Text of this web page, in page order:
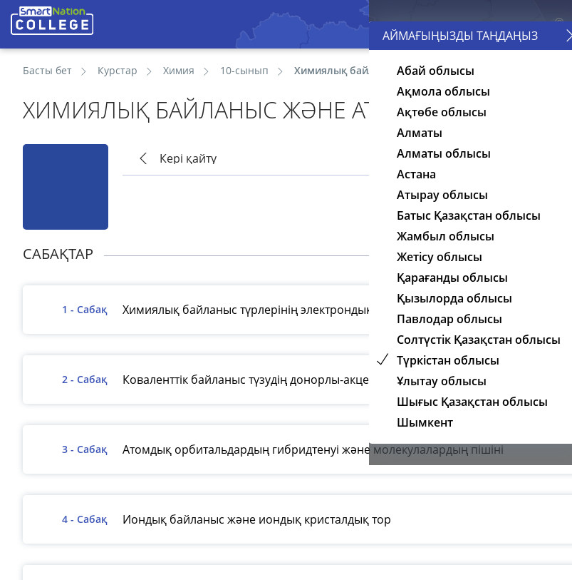
Басты бет Курстар Химия 10-сынып Химиялық байланыс және атом құрылысы
ХИМИЯЛЫҚ БАЙЛАНЫС ЖӘНЕ АТОМ ҚҰРЫЛЫСЫ
Кері қайту
САБАҚТАР
1 - Сабақ Химиялық байланыс түрлерінің электрондық табиғаты. Коваленттік байланыс
2 - Сабақ Коваленттік байланыс түзудің донорлы-акцепторлы механизмі
3 - Сабақ Атомдық орбитальдардың гибридтенуі және молекулалардың пішіні
4 - Сабақ Иондық байланыс және иондық кристалдық тор
АЙМАҒЫҢЫЗДЫ ТАҢДАҢЫЗ
Абай облысы
Ақмола облысы
Ақтөбе облысы
Алматы
Алматы облысы
Астана
Атырау облысы
Батыс Қазақстан облысы
Жамбыл облысы
Жетісу облысы
Қарағанды облысы
Қызылорда облысы
Павлодар облысы
Солтүстік Қазақстан облысы
Түркістан облысы
Ұлытау облысы
Шығыс Қазақстан облысы
Шымкент